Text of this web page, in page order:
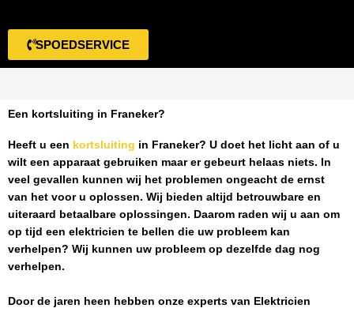
SPOEDSERVICE
Een kortsluiting in Franeker?
Heeft u een kortsluiting in Franeker? U doet het licht aan of u
wilt een apparaat gebruiken maar er gebeurt helaas niets. In
veel gevallen kunnen wij het problemen ongeacht de ernst
van het voor u oplossen. Wij bieden altijd betrouwbare en
uiteraard betaalbare oplossingen. Daarom raden wij u aan om
op tijd een elektricien te bellen die uw probleem kan
verhelpen? Wij kunnen uw probleem op dezelfde dag nog
verhelpen.
Door de jaren heen hebben onze experts van Elektricien